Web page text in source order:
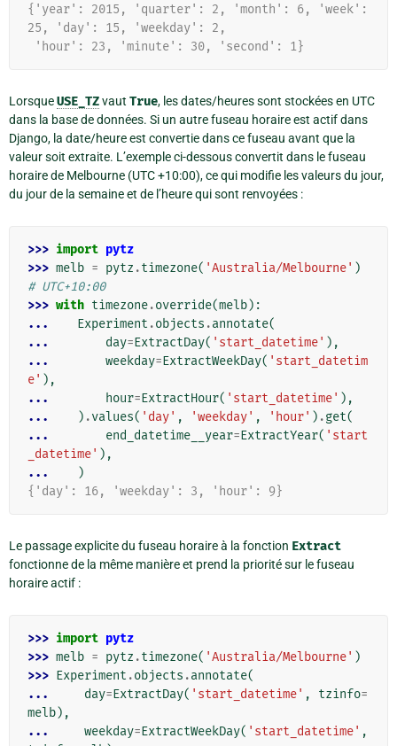
{'year': 2015, 'quarter': 2, 'month': 6, 'week':
25, 'day': 15, 'weekday': 2,
'hour': 23, 'minute': 30, 'second': 1}
LorsqueUSE_TZvaut True, les dates/heures sont stockées en UTC
dans la base de données. Si un autre fuseau horaire est actif dans
Django, la date/heure est convertie dans ce fuseau avant que la
valeur soit extraite. L’exemple ci-dessous convertit dans le fuseau
horaire de Melbourne (UTC +10:00), ce qui modifie les valeurs du jour,
du jour de la semaine et de l’heure qui sont renvoyées :
>>> import pytz
>>> melb = pytz .timezone( 'Australia/Melbourne' )
# UTC+10:00
>>> with timezone.override(melb):
...
Experiment .objects .annotate(
...
day=ExtractDay( 'start_datetime' ),
...
weekday=ExtractWeekDay( 'start_datetim
e' ),
...
hour=ExtractHour( 'start_datetime' ),
...
) .values( 'day' , 'weekday' , 'hour' ) .get(
...
end_datetime__year=ExtractYear( 'start
_datetime' ),
...
)
{'day': 16, 'weekday': 3, 'hour': 9}
Le passage explicite du fuseau horaire à la fonction Extract
fonctionne de la même manière et prend la priorité sur le fuseau
horaire actif :
>>> import pytz
>>> melb = pytz .timezone( 'Australia/Melbourne' )
>>> Experiment .objects .annotate(
...
day=ExtractDay( 'start_datetime' , tzinfo=
melb),
...
weekday=ExtractWeekDay( 'start_datetime' ,